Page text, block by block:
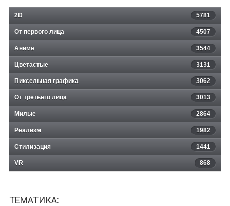
2D 5781
От первого лица 4507
Аниме 3544
Цветастые 3131
Пиксельная графика 3062
От третьего лица 3013
Милые 2864
Реализм 1982
Стилизация 1441
VR 868
ТЕМАТИКА: